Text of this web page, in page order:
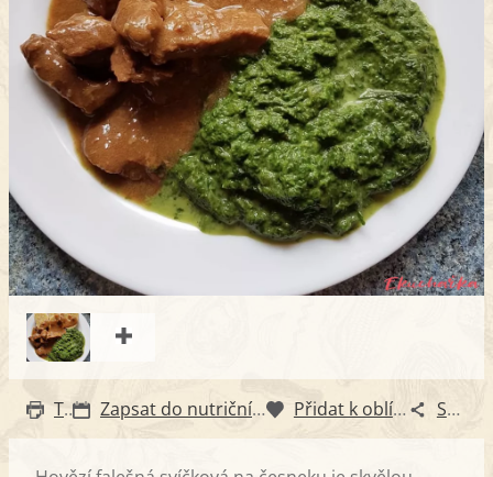
Tisk Zapsat do nutričního diáře Přidat k oblíbeným Sdílet